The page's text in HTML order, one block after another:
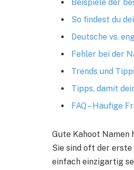
Beispiele der
So findest du
Deutsche vs.
Fehler bei der
Trends und
Tipps, damit
FAQ – Häufige
Gute Kahoot Namen
Sie sind oft der erste
einfach einzigartig